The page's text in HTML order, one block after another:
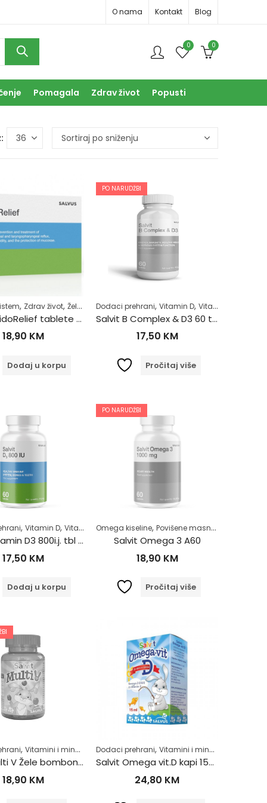
O nama Kontakt Blog
0 0
Pomagala Zdrav život Popusti
,Zdrav život
, Zdrav život, Želudac
Salvit AcidoRelief tablete za ublažavanje želučanih tegoba
18,90 KM
Dodaj u korpu
PO NARUDŽBI
Dodaci prehrani, Vitamin D, Vitamini B skupine
Salvit B Complex & D3 60 tableta
17,50 KM
Pročitaj više
, Zdrav život
, Vitamin D, Vitamini i minerali ,Zdrav život
Salvit Vitamin D3 800i.j. tbl a60
17,50 KM
Dodaj u korpu
PO NARUDŽBI
Omega kiseline, Povišene masnoće u krvi
Salvit Omega 3 A60
18,90 KM
Pročitaj više
život
, Vitamini i minerali Za djecu,Zdrav život
Salvit Multi V Žele bombone a60
18,90 KM
Dodaci prehrani, Vitamini i minerali
Salvit Omega vit.D kapi 15ml
24,80 KM